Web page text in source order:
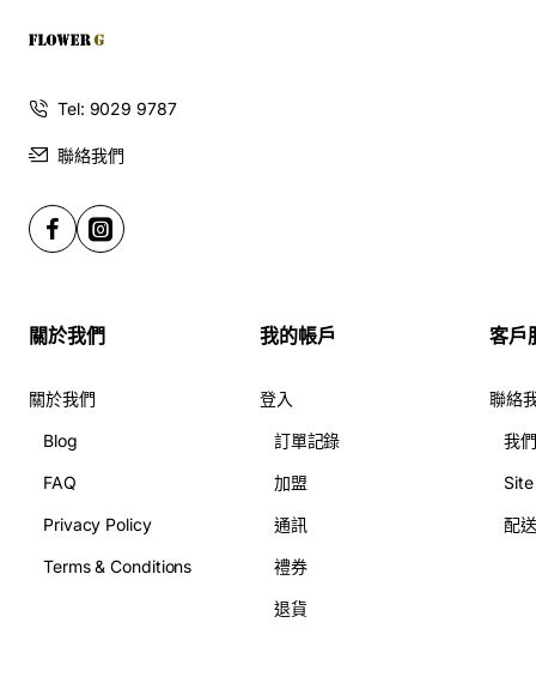
Tel: 9029 9787
聯絡我們
關於我們
關於我們
Blog
FAQ
Privacy Policy
Terms & Conditions
我的帳戶
登入
訂單記錄
加盟
通訊
禮券
退貨
客戶
聯絡
我
配